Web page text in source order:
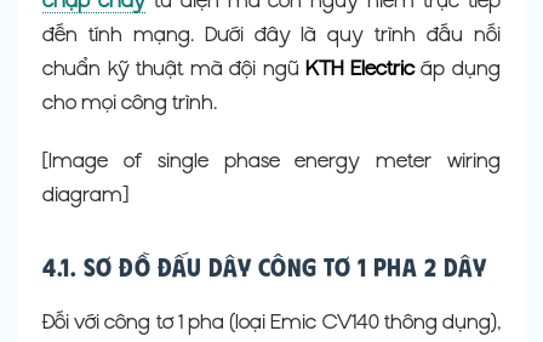
đến tính mạng. Dưới đây là quy trình đấu nối
chuẩn kỹ thuật mà đội ngũKTH Electricáp dụng
cho mọi công trình.
[Image of single phase energy meter wiring
diagram]
4.1. Sơ đồ đấu dây công tơ 1 pha 2 dây
Đối với công tơ 1 pha (loại Emic CV140 thông dụng),